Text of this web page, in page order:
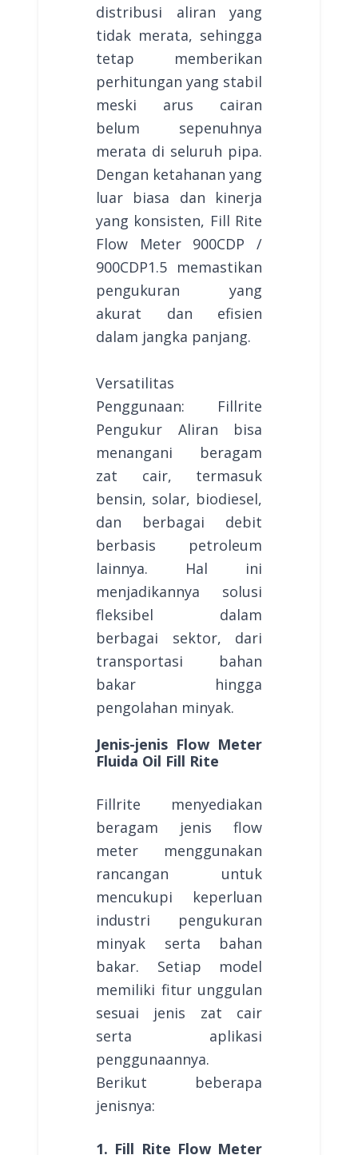
distribusi aliran yang
tidak merata, sehingga
tetap memberikan
perhitungan yang stabil
meski arus cairan
belum sepenuhnya
merata di seluruh pipa.
Dengan ketahanan yang
luar biasa dan kinerja
yang konsisten, Fill Rite
Flow Meter 900CDP /
900CDP1.5 memastikan
pengukuran yang
akurat dan efisien
dalam jangka panjang.
Versatilitas
Penggunaan: Fillrite
Pengukur Aliran bisa
menangani beragam
zat cair, termasuk
bensin, solar, biodiesel,
dan berbagai debit
berbasis petroleum
lainnya. Hal ini
menjadikannya solusi
fleksibel dalam
berbagai sektor, dari
transportasi bahan
bakar hingga
pengolahan minyak.
Jenis-jenis Flow Meter
Fluida Oil Fill Rite
Fillrite menyediakan
beragam jenis flow
meter menggunakan
rancangan untuk
mencukupi keperluan
industri pengukuran
minyak serta bahan
bakar. Setiap model
memiliki fitur unggulan
sesuai jenis zat cair
serta aplikasi
penggunaannya.
Berikut beberapa
jenisnya:
1. Fill Rite Flow Meter